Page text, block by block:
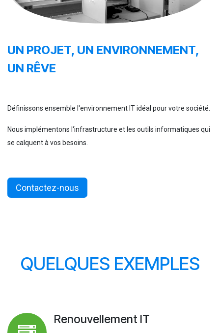
UN PROJET, UN ENVIRONNEMENT,
UN RÊVE
Définissons ensemble l'environnement IT idéal pour votre société.
Nous implémentons l'infrastructure et les outils informatiques qui
se calquent à vos besoins.
Contactez-nous
QUELQUES EXEMPLES
Renouvellement IT